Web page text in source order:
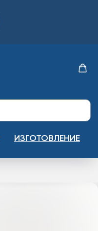
ИЗГОТОВЛЕНИЕ